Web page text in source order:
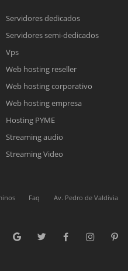
online
electrónico con el enlace a
a la brevedad.
de línea. Complete el formulario
con sus datos personales.
Servidores dedicados
Servidores semi-dedicados
Vps
Web hosting reseller
Web hosting corporativo
Web hosting empresa
Hosting PYME
Streaming audio
Streaming Video
Faq
Av. Pedro de Valdivia